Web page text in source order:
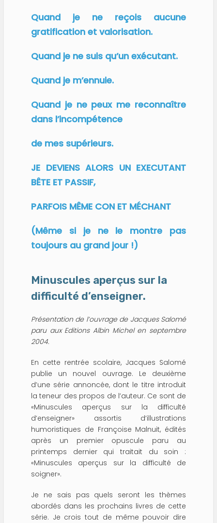
Quand je ne reçois aucune
gratification et valorisation.
Quand je ne suis qu’un exécutant.
Quand je m’ennuie.
Quand je ne peux me reconnaître
dans l’incompétence
de mes supérieurs.
JE DEVIENS ALORS UN EXECUTANT
BÊTE ET PASSIF,
PARFOIS MÊME CON ET MÉCHANT
(Même si je ne le montre pas
toujours au grand jour !)
Minuscules aperçus sur la
difficulté d’enseigner.
Présentation de l’ouvrage de Jacques Salomé
paru aux Editions Albin Michel en septembre
2004.
En cette rentrée scolaire, Jacques Salomé
publie un nouvel ouvrage. Le deuxième
d’une série annoncée, dont le titre introduit
la teneur des propos de l’auteur. Ce sont de
«Minuscules aperçus sur la difficulté
d’enseigner» assortis d’illustrations
humoristiques de Françoise Malnuit, édités
après un premier opuscule paru au
printemps dernier qui traitait du soin :
«Minuscules aperçus sur la difficulté de
soigner».
Je ne sais pas quels seront les thèmes
abordés dans les prochains livres de cette
série. Je crois tout de même pouvoir dire